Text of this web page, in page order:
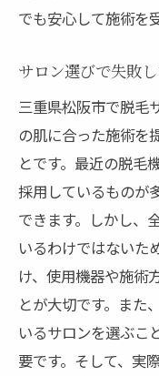
でも安心して施術を
サロン選びで失敗
三重県松阪市で脱毛
の肌に合った施術を
とです。最近の脱毛
採用しているものが
できます。しかし、
いるわけではないた
け、使用機器や施術
とが大切です。また
いるサロンを選ぶこ
要です。そして、実